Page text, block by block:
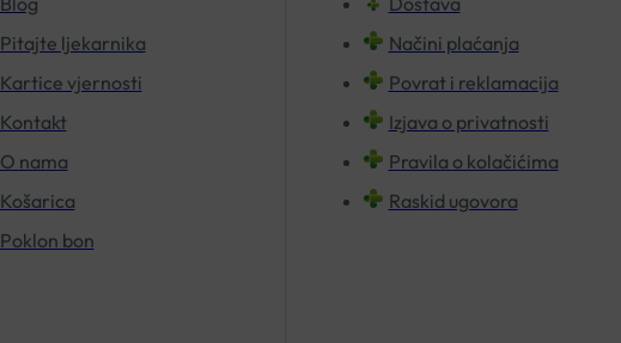
Pitajte ljekarnika
Kartice vjernosti
Kontakt
O nama
Košarica
Poklon bon
Načini plaćanja
Povrat i reklamacija
Izjava o privatnosti
Pravila o kolačićima
Raskid ugovora